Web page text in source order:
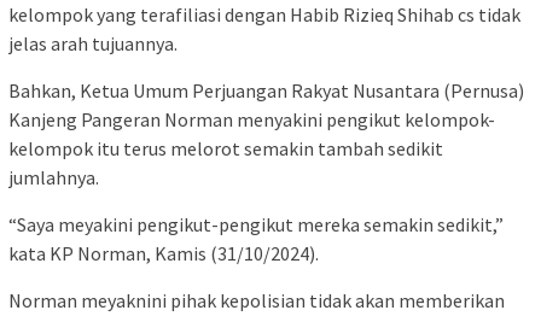
kelompok yang terafiliasi dengan Habib Rizieq Shihab cs tidak
jelas arah tujuannya.
Bahkan, Ketua Umum Perjuangan Rakyat Nusantara (Pernusa)
Kanjeng Pangeran Norman menyakini pengikut kelompok-
kelompok itu terus melorot semakin tambah sedikit
jumlahnya.
“Saya meyakini pengikut-pengikut mereka semakin sedikit,”
kata KP Norman, Kamis (31/10/2024).
Norman meyaknini pihak kepolisian tidak akan memberikan